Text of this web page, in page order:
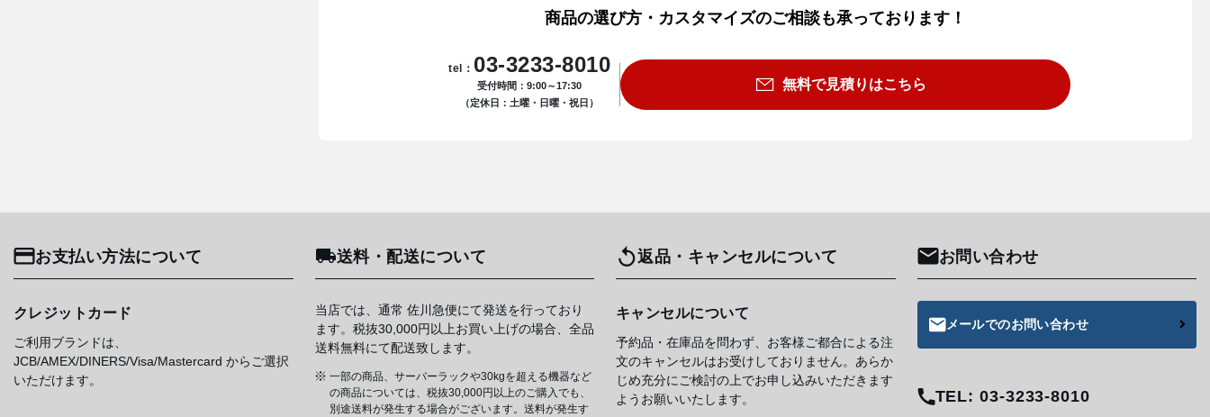
商品の選び方・カスタマイズのご相談も承っております！
tel： 03-3233-8010
受付時間：9:00～17:30
（定休日：土曜・日曜・祝日）
無料で見積りはこちら
お支払い方法について
クレジットカード
ご利用ブランドは、
JCB/AMEX/DINERS/Visa/Mastercard からご選択
いただけます。
送料・配送について
当店では、通常 佐川急便にて発送を行っており
ます。税抜30,000円以上お買い上げの場合、全品
送料無料にて配送致します。
一部の商品、サーバーラックや30kgを超える機器など
の商品については、税抜30,000円以上のご購入でも、
別途送料が発生する場合がございます。送料が発生す
返品・キャンセルについて
キャンセルについて
予約品・在庫品を問わず、お客様ご都合による注
文のキャンセルはお受けしておりません。あらか
じめ充分にご検討の上でお申し込みいただきます
ようお願いいたします。
お問い合わせ
メールでのお問い合わせ
TEL: 03-3233-8010